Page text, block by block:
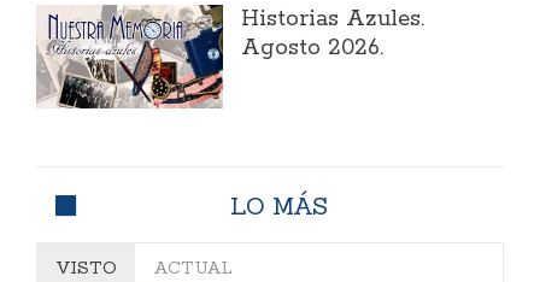
Historias Azules.
Agosto 2026.
LO MÁS
VISTO ACTUAL